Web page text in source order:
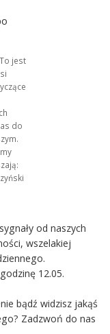
jest
do
od naszych
wszelakiej
12.05.
bądź widzisz jakąś
Zadzwoń do nas